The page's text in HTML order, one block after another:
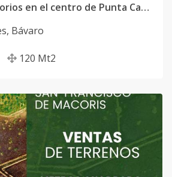
Villa de 3 Dormitorios en el centro de Punta Cana.!
, Bávaro
120 Mt2